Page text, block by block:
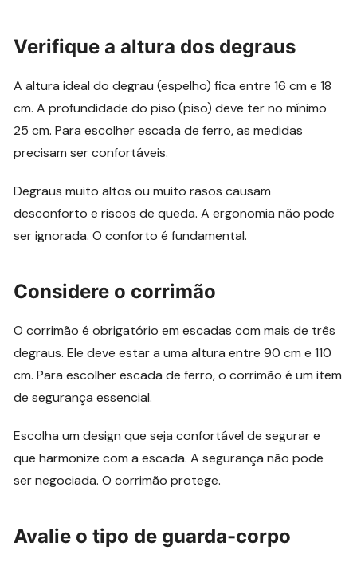
Verifique a altura dos degraus
A altura ideal do degrau (espelho) fica entre 16 cm e 18
cm. A profundidade do piso (piso) deve ter no mínimo
25 cm. Para escolher escada de ferro, as medidas
precisam ser confortáveis.
Degraus muito altos ou muito rasos causam
desconforto e riscos de queda. A ergonomia não pode
ser ignorada. O conforto é fundamental.
Considere o corrimão
O corrimão é obrigatório em escadas com mais de três
degraus. Ele deve estar a uma altura entre 90 cm e 110
cm. Para escolher escada de ferro, o corrimão é um item
de segurança essencial.
Escolha um design que seja confortável de segurar e
que harmonize com a escada. A segurança não pode
ser negociada. O corrimão protege.
Avalie o tipo de guarda-corpo